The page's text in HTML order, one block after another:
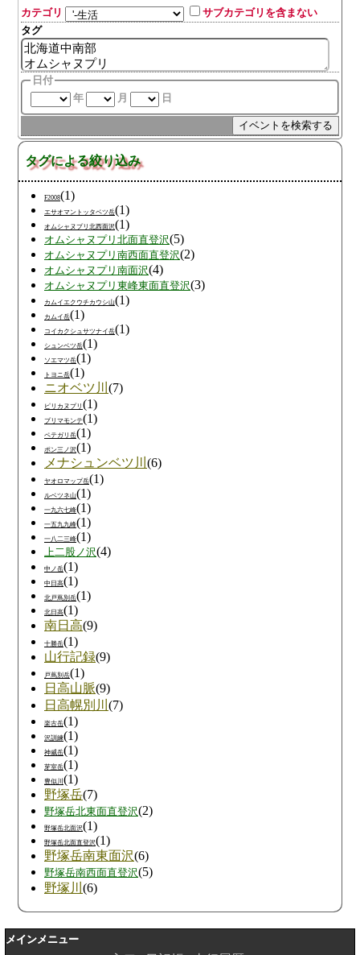
カテゴリ
サブカテゴリを含まない
タグ
日付
年
月 日
タグによる絞り込み
F2008(1)
エサオマントッタベツ岳(1)
オムシャヌプリ北西面沢(1)
オムシャヌプリ北面直登沢(5)
オムシャヌプリ南西面直登沢(2)
オムシャヌプリ南面沢(4)
オムシャヌプリ東峰東面直登沢(3)
カムイエクウチカウシ山(1)
カムイ岳(1)
コイカクシュサツナイ岳(1)
シュンベツ岳(1)
ソエマツ岳(1)
トヨニ岳(1)
ニオベツ川 (7)
ピリカヌプリ (1)
プリマモンテ(1)
ペテガリ岳(1)
ポン三ノ沢(1)
メナシュンベツ川 (6)
ヤオロマップ岳(1)
ルベツネ山(1)
一九六七峰(1)
一五九九峰(1)
一八二三峰(1)
上二股ノ沢(4)
中ノ岳(1)
中日高(1)
北戸蔦別岳(1)
北日高(1)
南日高(9)
十勝岳(1)
山行記録(9)
戸蔦別岳(1)
日高山脈(9)
日高幌別川 (7)
楽古岳(1)
沢訓練(1)
神威岳(1)
芽室岳(1)
豊似川 (1)
野塚岳(7)
野塚岳北東面直登沢(2)
野塚岳北面沢(1)
野塚岳北面直登沢(1)
野塚岳南東面沢(6)
野塚岳南西面直登沢(5)
野塚川 (6)
メインメニュー